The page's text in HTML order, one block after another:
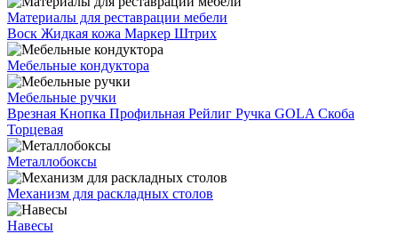
Материалы для реставрации мебели
Воск Жидкая кожа Маркер Штрих
Мебельные кондуктора
Мебельные ручки
Врезная Кнопка Профильная Рейлиг Ручка GOLA Скоба
Торцевая
Металлобоксы
Механизм для раскладных столов
Навесы